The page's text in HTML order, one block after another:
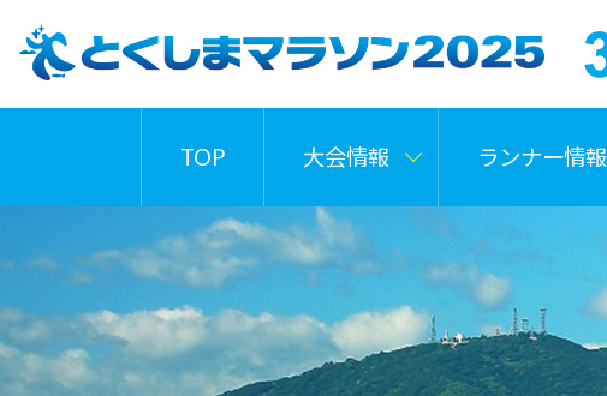
TOP 大会情報 ランナー情報